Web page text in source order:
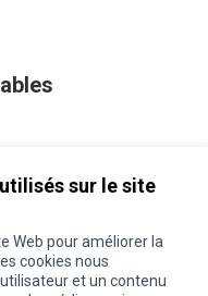
sur le site
Web pour améliorer la
cookies nous
et un contenu